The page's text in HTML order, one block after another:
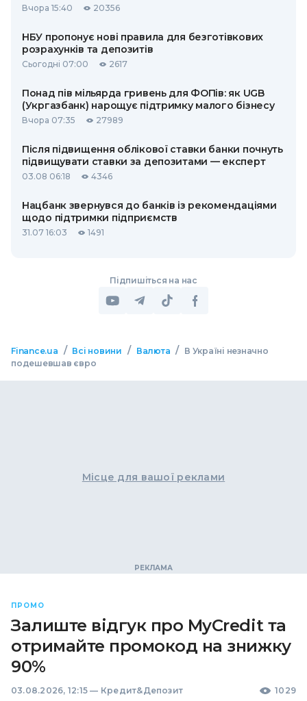
Вчора 15:40 20356
НБУ пропонує нові правила для безготівкових
розрахунків та депозитів
Сьогодні 07:00 2617
Понад пів мільярда гривень для ФОПів: як UGB
(Укргазбанк) нарощує підтримку малого бізнесу
Вчора 07:35 27989
Після підвищення облікової ставки банки почнуть
підвищувати ставки за депозитами — експерт
03.08 06:18 4346
Нацбанк звернувся до банків із рекомендаціями
щодо підтримки підприємств
31.07 16:03 1491
Підпишіться на нас
Finance.ua / Всі новини / Валюта / В Україні незначно
подешевшав євро
Місце для вашої реклами
ПРОМО
Залиште відгук про MyCredit та
отримайте промокод на знижку
90%
03.08.2026, 12:15 — Кредит&Депозит 1029